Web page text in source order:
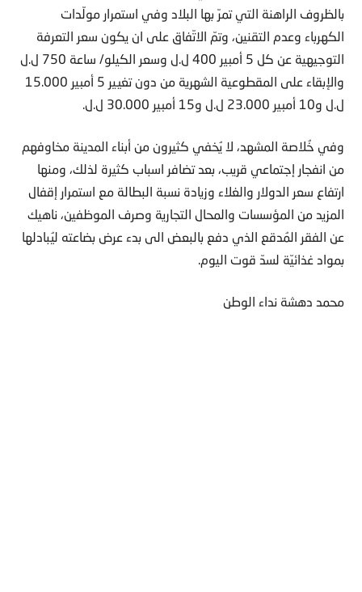
بالظروف الراهنة التي تمرّ بها البلاد وفي استمرار مولّدات
الكهرباء وعدم التقنين، وتمّ الاتّفاق على ان يكون سعر التعرفة
التوجيهية عن كل 5 أمبير 400 ل.ل وسعر الكيلو/ ساعة 750 ل.ل
والإبقاء على المقطوعية الشهرية من دون تغيير 5 أمبير 15.000
ل.ل و10 أمبير 23.000 ل.ل و15 أمبير 30.000 ل.ل.
وفي خُلاصة المشهد، لا يُخفي كثيرون من أبناء المدينة مخاوفهم
من انفجار إجتماعي قريب، بعد تضافر اسباب كثيرة لذلك، ومنها
ارتفاع سعر الدولار والغلاء وزيادة نسبة البطالة مع استمرار إقفال
المزيد من المؤسسات والمحال التجارية وصرف الموظفين، ناهيك
عن الفقر المُدقع الذي دفع بالبعض الى بدء عرض بضاعته ليُبادلها
بمواد غذائيّة لسدّ قوت اليوم.
محمد دهشة نداء الوطن